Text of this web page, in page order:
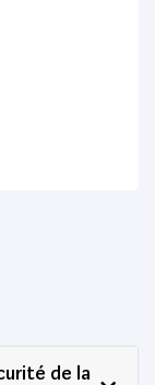
de la